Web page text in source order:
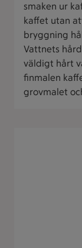
smaken ur
kaffet utan
bryggning
Vattnets
väldigt hårt
finmalen
grovmalet